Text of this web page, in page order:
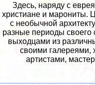
Здесь, наряду с
христиане и марониты.
с необычной
разные периоды своего
выходцами из
своими галереями,
артистами,